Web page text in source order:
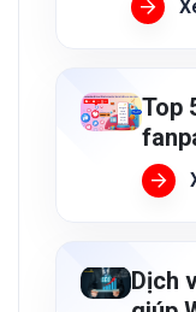
Top
Dịch